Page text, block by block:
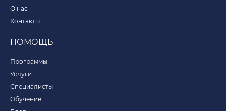
О нас
Контакты
ПОМОЩЬ
Программы
Услуги
Специалисты
Обучение